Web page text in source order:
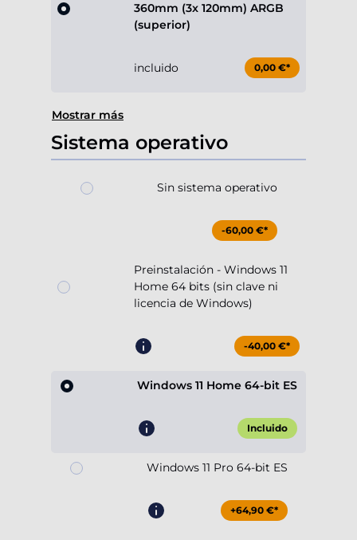
360mm (3x 120mm) ARGB
(superior)
incluido 0,00 €*
Mostrar más
Sistema operativo
Sin sistema operativo
-60,00 €*
Preinstalación - Windows 11
Home 64 bits (sin clave ni
licencia de Windows)
-40,00 €*
Windows 11 Home 64-bit ES
Incluido
Windows 11 Pro 64-bit ES
+64,90 €*